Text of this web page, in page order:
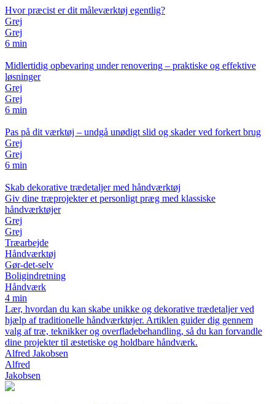
Hvor præcist er dit måleværktøj egentlig?
Grej
Grej
6 min
Midlertidig opbevaring under renovering – praktiske og effektive
løsninger
Grej
Grej
6 min
Pas på dit værktøj – undgå unødigt slid og skader ved forkert brug
Grej
Grej
6 min
Skab dekorative trædetaljer med håndværktøj
Giv dine træprojekter et personligt præg med klassiske
håndværktøjer
Grej
Grej
Træarbejde
Håndværktøj
Gør-det-selv
Boligindretning
Håndværk
4 min
Lær, hvordan du kan skabe unikke og dekorative trædetaljer ved
hjælp af traditionelle håndværktøjer. Artiklen guider dig gennem
valg af træ, teknikker og overfladebehandling, så du kan forvandle
dine projekter til æstetiske og holdbare håndværk.
Alfred Jakobsen
Alfred
Jakobsen